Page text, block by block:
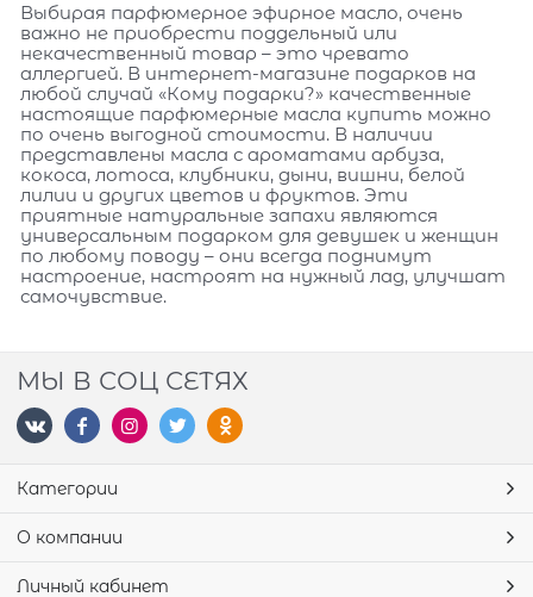
Выбирая парфюмерное эфирное масло, очень
важно не приобрести поддельный или
некачественный товар – это чревато
аллергией. В интернет-магазине подарков на
любой случай «Кому подарки?» качественные
настоящие парфюмерные масла купить можно
по очень выгодной стоимости. В наличии
представлены масла с ароматами арбуза,
кокоса, лотоса, клубники, дыни, вишни, белой
лилии и других цветов и фруктов. Эти
приятные натуральные запахи являются
универсальным подарком для девушек и женщин
по любому поводу – они всегда поднимут
настроение, настроят на нужный лад, улучшат
самочувствие.
МЫ В СОЦ СЕТЯХ
Категории
О компании
Личный кабинет